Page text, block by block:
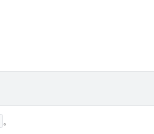
。